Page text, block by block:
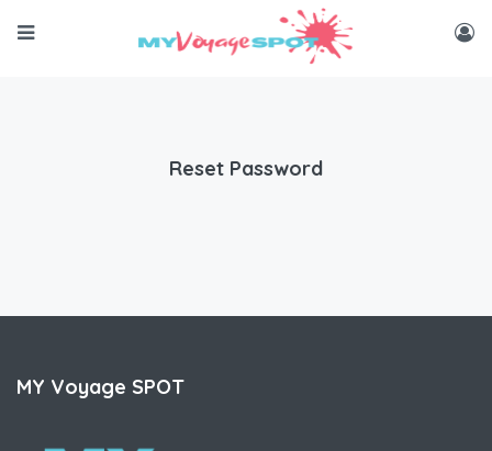
Reset Password
MY Voyage SPOT